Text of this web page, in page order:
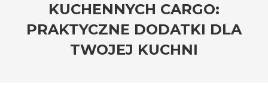
KUCHENNYCH CARGO:
PRAKTYCZNE DODATKI DLA
TWOJEJ KUCHNI